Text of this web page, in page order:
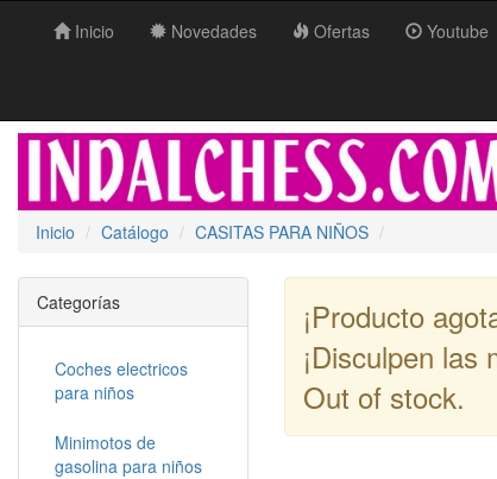
Inicio Novedades Ofertas Youtube
Inicio Catálogo CASITAS PARA NIÑOS
¡Producto
¡Disculpen las
Out of stock.
Categorías
Coches electricos
para niños
Minimotos de
gasolina para niños